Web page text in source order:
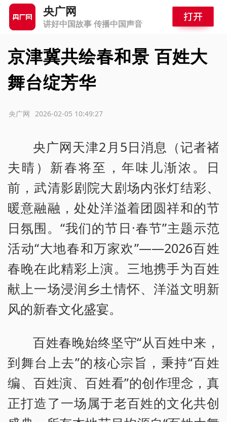
央广网
讲好中国故事 传播中国声音
京津冀共绘春和景 百姓大
舞台绽芳华
2026-02-05 10:49:27
央广网
央广网天津2月5日消息（记者褚
夫晴）新春将至，年味儿渐浓。日
前，武清影剧院大剧场内张灯结彩、
暖意融融，处处洋溢着团圆祥和的节
日氛围。“我们的节日·春节”主题示范
活动“大地春和万家欢”——2026百姓
春晚在此精彩上演。三地携手为百姓
献上一场浸润乡土情怀、洋溢文明新
风的新春文化盛宴。
百姓春晚始终坚守“从百姓中来，
到舞台上去”的核心宗旨，秉持“百姓
编、百姓演、百姓看”的创作理念，真
正打造了一场属于老百姓的文化共创